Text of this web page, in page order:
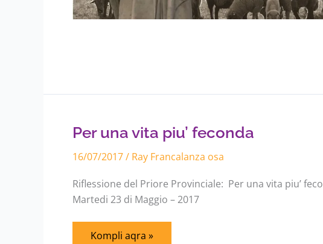
Per una vita piu’ feconda
16/07/2017/ Ray Francalanza osa
Riflessione del Priore Provinciale: Per una vita piu’
Martedi 23 di Maggio – 2017
Per
piu’
feconda
Kompli aqra »